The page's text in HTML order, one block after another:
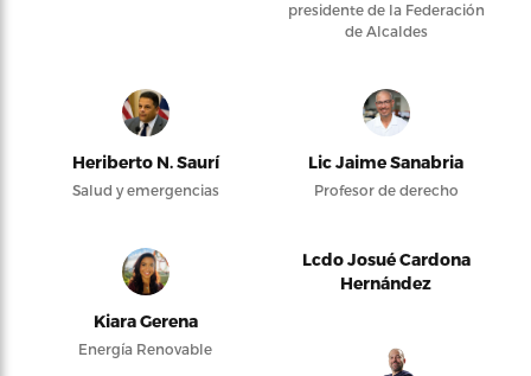
presidente de la Federación
de Alcaldes
Heriberto N. Saurí
Salud y emergencias
Lic Jaime Sanabria
Profesor de derecho
Kiara Gerena
Energía Renovable
Lcdo Josué Cardona
Hernández